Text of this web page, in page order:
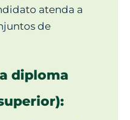
atenda a
de
diploma